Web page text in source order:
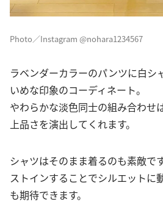
Photo／Instagram @nohara1234567
ラベンダーカラーのパンツに白シ
いめな印象のコーディネート。
やわらかな淡色同士の組み合わせ
上品さを演出してくれます。
シャツはそのまま着るのも素敵で
ストインすることでシルエットに
も期待できます。